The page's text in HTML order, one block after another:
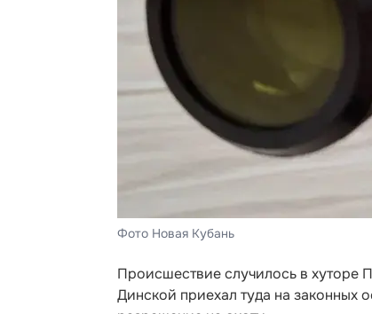
Фото Новая Кубань
Происшествие случилось в хуторе
Динской приехал туда на законных